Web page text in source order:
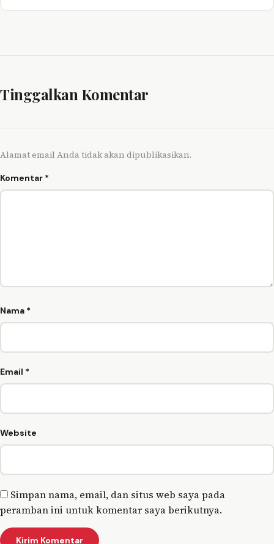
Tinggalkan Komentar
Alamat email Anda tidak akan dipublikasikan.
Komentar *
Nama *
Email *
Website
Simpan nama, email, dan situs web saya pada
peramban ini untuk komentar saya berikutnya.